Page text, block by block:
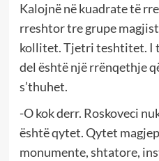
Kalojnë në kuadrate të
rreshtor tre grupe
kollitet. Tjetri teshtitet. I
del është një rrënqethje
s’thuhet.
-O kok derr. Roskoveci
është qytet. Qytet
monumente, shtatore,